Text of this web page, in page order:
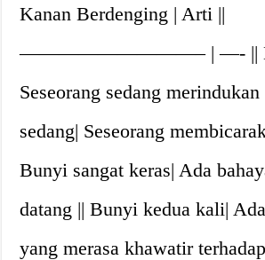
Kanan Berdenging | Arti ||
—————————– | —- ||
Seseorang sedang
sedang| Seseorang
Bunyi sangat keras| Ada
datang || Bunyi kedua kali|
yang merasa khawatir